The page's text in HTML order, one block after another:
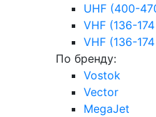
UHF (400-
VHF (136-
VHF (136-
По бренду:
Vostok
Vector
MegaJet